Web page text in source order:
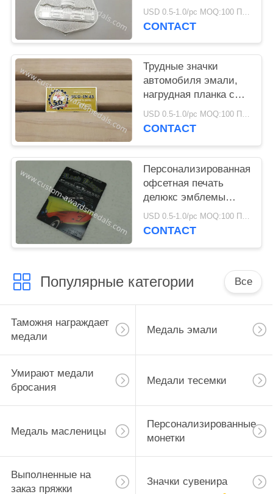
проштемпелеванный
значок спорт с Пин
USD 0.5-1.0/pc MOQ:100 ПК в конструкцию
CONTACT
Трудные значки
автомобиля эмали,
нагрудная планка с
фамилией участника
холодильника сплава
USD 0.5-1.0/pc MOQ:100 ПК в конструкцию
CONTACT
Персонализированная
офсетная печать
делюкс эмблемы
автомобиля значков
сувенира муфты
USD 0.5-1.0/pc MOQ:100 ПК в конструкцию
CONTACT
Популярные категории Все
Таможня награждает
медали
Медаль эмали
Умирают медали
бросания
Медали тесемки
Медаль масленицы
Персонализированные
монетки
Выполненные на
заказ пряжки
Значки сувенира